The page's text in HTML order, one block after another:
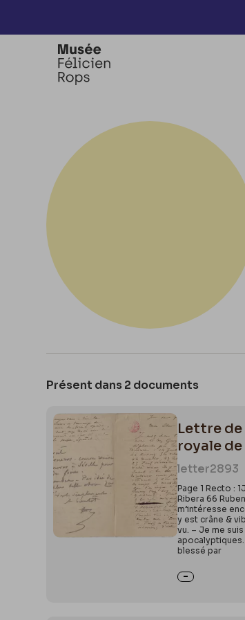
Présent dans 2 documents
Lettre
royale
letter2893
Page 1 Recto :
Ribera 66
m’intéresse
y est crâne &
vu. – Je me
blessé par